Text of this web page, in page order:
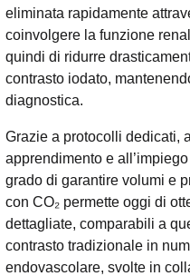
eliminata rapidamente
coinvolgere la funzione
quindi di ridurre
contrasto iodato,
diagnostica.
Grazie a protocolli dedicati,
apprendimento e
grado di garantire volumi e
con CO₂ permette oggi di
dettagliate, comparabili a
contrasto tradizionale in
endovascolare, svolte in